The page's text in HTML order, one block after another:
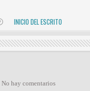
INICIO DEL ESCRITO
No hay comentarios